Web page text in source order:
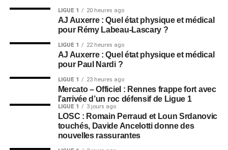
LIGUE 1 20 heures ago
AJ Auxerre : Quel état physique et médical
pour Rémy Labeau-Lascary ?
LIGUE 1 22 heures ago
AJ Auxerre : Quel état physique et médical
pour Paul Nardi ?
LIGUE 1 23 heures ago
Mercato – Officiel : Rennes frappe fort avec
l’arrivée d’un roc défensif de Ligue 1
LIGUE 1 3 jours ago
LOSC : Romain Perraud et Loun Srdanovic
touchés, Davide Ancelotti donne des
nouvelles rassurantes